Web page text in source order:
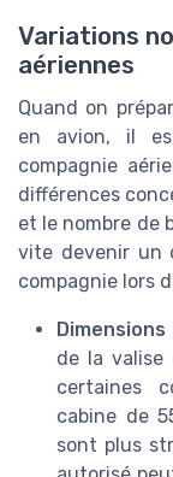
Variations
aériennes
Quand on
en avion, il
compagnie
différences
et le nombre de
vite devenir un
compagnie lors
de la valise
certaines
cabine de
sont plus